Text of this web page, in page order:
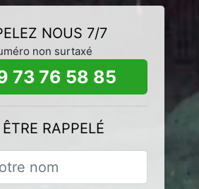
NOUS 7/7
non surtaxé
73 76 58 85
RAPPELÉ